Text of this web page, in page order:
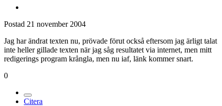
Postad 21 november 2004
Jag har ändrat texten nu, prövade förut också eftersom jag ärligt talat
inte heller gillade texten när jag såg resultatet via internet, men mitt
redigerings program krångla, men nu iaf, länk kommer snart.
0
Citera